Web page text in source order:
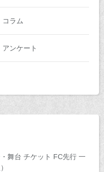
コラム
アンケート
舞台 チケット FC先行 一